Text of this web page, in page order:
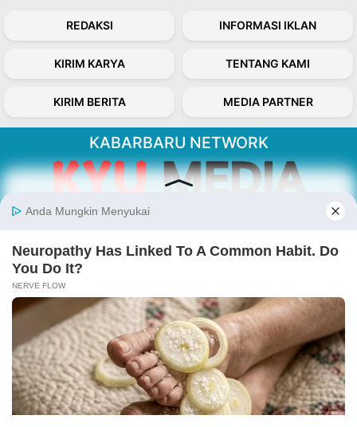
REDAKSI INFORMASI IKLAN
KIRIM KARYA TENTANG KAMI
KIRIM BERITA MEDIA PARTNER
KABARBARU NETWORK
Follow Kabarbaru